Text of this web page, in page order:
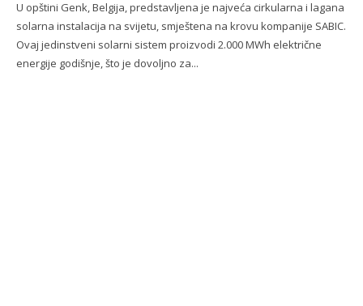
U opštini Genk, Belgija, predstavljena je najveća cirkularna i lagana
solarna instalacija na svijetu, smještena na krovu kompanije SABIC.
Ovaj jedinstveni solarni sistem proizvodi 2.000 MWh električne
energije godišnje, što je dovoljno za...